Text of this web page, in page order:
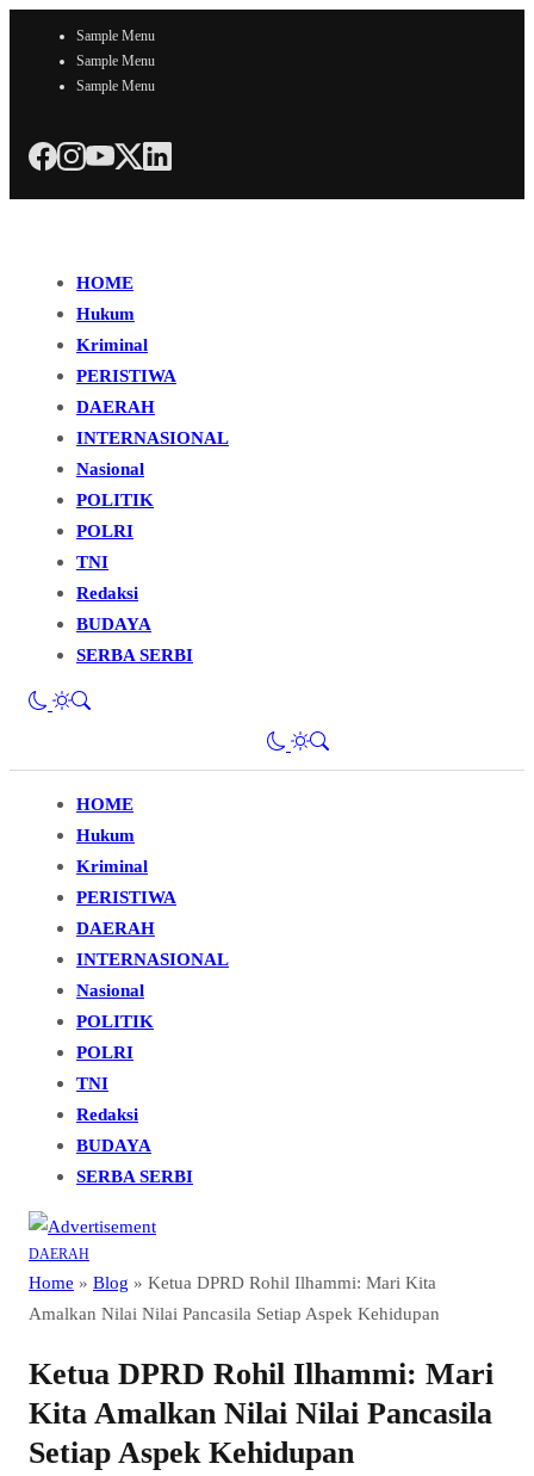
Sample Menu
Sample Menu
Sample Menu
HOME
Hukum
Kriminal
PERISTIWA
DAERAH
INTERNASIONAL
Nasional
POLITIK
POLRI
TNI
Redaksi
BUDAYA
SERBA SERBI
HOME
Hukum
Kriminal
PERISTIWA
DAERAH
INTERNASIONAL
Nasional
POLITIK
POLRI
TNI
Redaksi
BUDAYA
SERBA SERBI
DAERAH
Home » Blog » Ketua DPRD Rohil Ilhammi: Mari Kita
Amalkan Nilai Nilai Pancasila Setiap Aspek Kehidupan
Ketua DPRD Rohil Ilhammi: Mari
Kita Amalkan Nilai Nilai Pancasila
Setiap Aspek Kehidupan